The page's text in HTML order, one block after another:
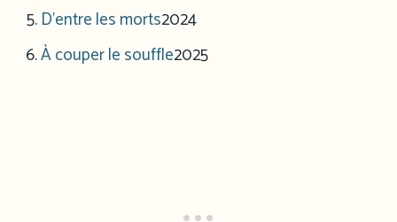
D’entre les morts2024
À couper le souffle2025